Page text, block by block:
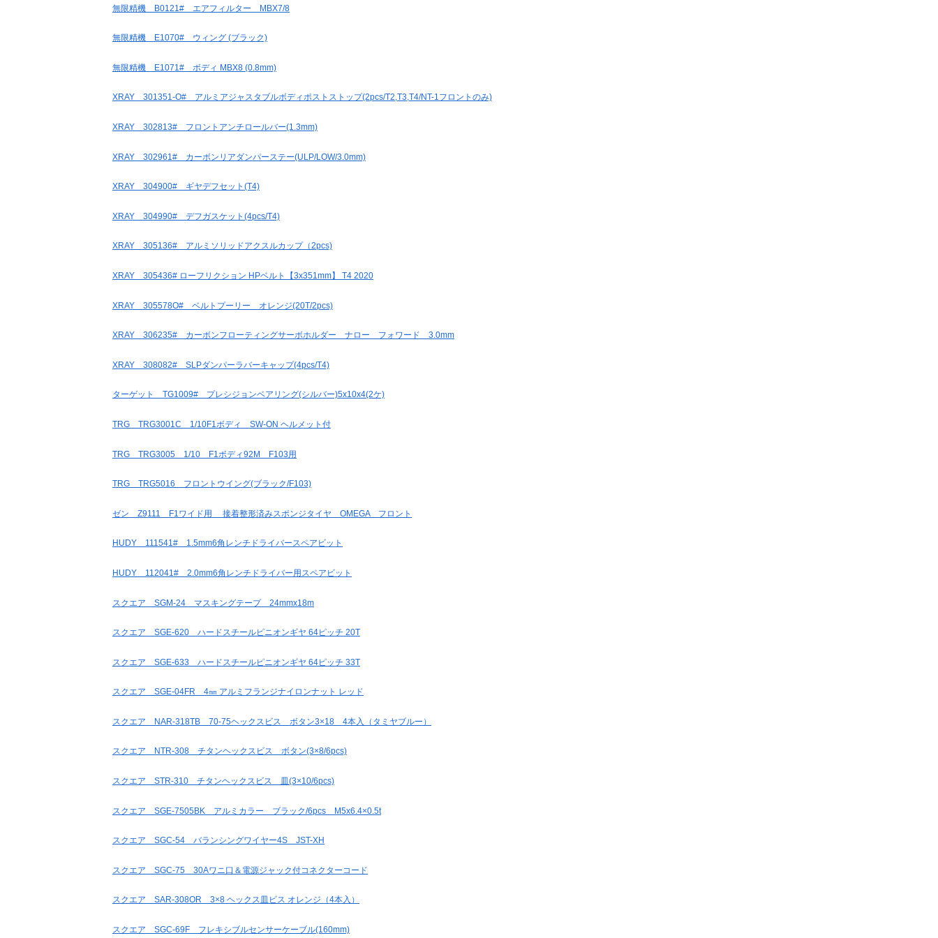
無限精機 B0121# エアフィルター MBX7/8
無限精機 E1070# ウィング (ブラック)
無限精機 E1071# ボディ MBX8 (0.8mm)
XRAY 301351-O# アルミアジャスタブルボディポストストップ(2pcs/T2,T3,T4/NT-1フロントのみ)
XRAY 302813# フロントアンチロールバー(1.3mm)
XRAY 302961# カーボンリアダンパーステー(ULP/LOW/3.0mm)
XRAY 304900# ギヤデフセット(T4)
XRAY 304990# デフガスケット(4pcs/T4)
XRAY 305136# アルミソリッドアクスルカップ（2pcs)
XRAY 305436# ローフリクション HPベルト【3x351mm】 T4 2020
XRAY 305578O# ベルトプーリー オレンジ(20T/2pcs)
XRAY 306235# カーボンフローティングサーボホルダー ナロー フォワード 3.0mm
XRAY 308082# SLPダンパーラバーキャップ(4pcs/T4)
ターゲット TG1009# プレシジョンベアリング(シルバー)5x10x4(2ケ)
TRG TRG3001C 1/10F1ボディ SW-ON ヘルメット付
TRG TRG3005 1/10 F1ボディ92M F103用
TRG TRG5016 フロントウイング(ブラック/F103)
ゼン Z9111 F1ワイド用 接着整形済みスポンジタイヤ OMEGA フロント
HUDY 111541# 1.5mm6角レンチドライバースペアビット
HUDY 112041# 2.0mm6角レンチドライバー用スペアビット
スクエア SGM-24 マスキングテープ 24mmx18m
スクエア SGE-620 ハードスチールピニオンギヤ 64ピッチ 20T
スクエア SGE-633 ハードスチールピニオンギヤ 64ピッチ 33T
スクエア SGE-04FR 4㎜ アルミフランジナイロンナット レッド
スクエア NAR-318TB 70-75ヘックスビス ボタン3×18 4本入（タミヤブルー）
スクエア NTR-308 チタンヘックスビス ボタン(3×8/6pcs)
スクエア STR-310 チタンヘックスビス 皿(3×10/6pcs)
スクエア SGE-7505BK アルミカラー ブラック/6pcs M5x6.4×0.5t
スクエア SGC-54 バランシングワイヤー4S JST-XH
スクエア SGC-75 30Aワニ口＆電源ジャック付コネクターコード
スクエア SAR-308OR 3×8 ヘックス皿ビス オレンジ（4本入）
スクエア SGC-69F フレキシブルセンサーケーブル(160mm)